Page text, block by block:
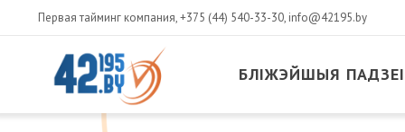
Первая тайминг компания,+375 (44) 540-33-30, info@42195.by
БЛІЖЭЙШЫЯ ПАДЗЕІ